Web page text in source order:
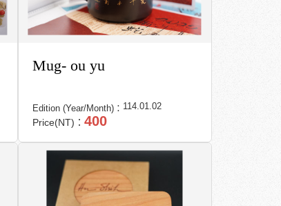
Mug- ou yu
Edition (Year/Month)： 114.01.02
Price(NT)： 400